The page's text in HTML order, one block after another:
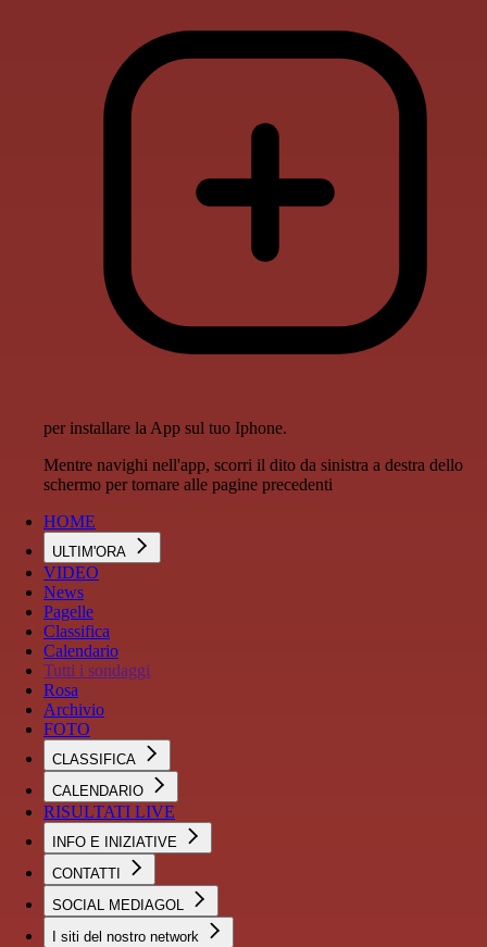
per installare la App sul tuo Iphone.
Mentre navighi nell'app, scorri il dito da sinistra a destra dello
schermo per tornare alle pagine precedenti
HOME
ULTIM'ORA
VIDEO
News
Pagelle
Classifica
Calendario
Tutti i sondaggi
Rosa
Archivio
FOTO
CLASSIFICA
CALENDARIO
RISULTATI LIVE
INFO E INIZIATIVE
CONTATTI
SOCIAL MEDIAGOL
I siti del nostro network